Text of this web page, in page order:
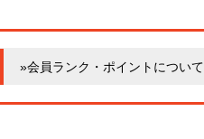
»会員ランク・ポイントについて